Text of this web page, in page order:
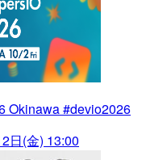
Okinawa #devio2026
日(金) 13:00